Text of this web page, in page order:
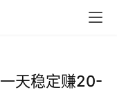
天稳定赚20-